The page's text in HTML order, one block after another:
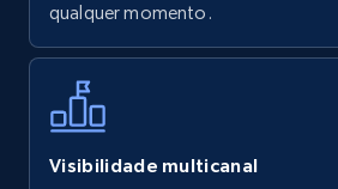
using specific category URL
qualquer momento.
Visibilidade multicanal